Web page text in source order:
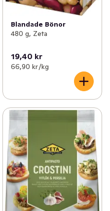
Blandade Bönor
480 g, Zeta
19,40 kr
66,90 kr /kg